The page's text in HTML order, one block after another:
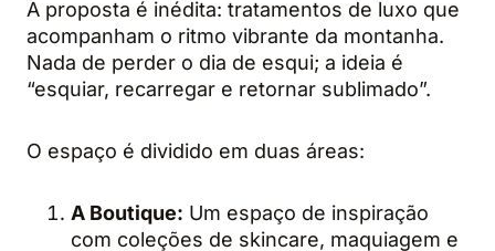
A proposta é inédita: tratamentos de luxo que
acompanham o ritmo vibrante da montanha.
Nada de perder o dia de esqui; a ideia é
“esquiar, recarregar e retornar sublimado”.
O espaço é dividido em duas áreas:
A Boutique: Um espaço de inspiração
com coleções de skincare, maquiagem e